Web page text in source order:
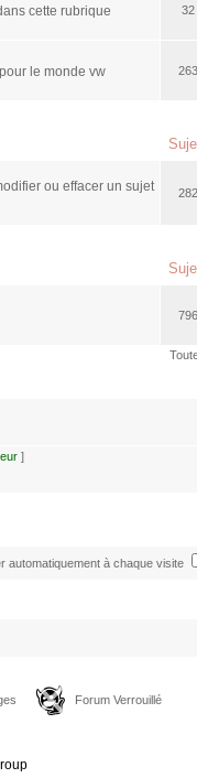
cette rubrique
32
le monde vw
263
ou effacer un sujet
282
796
]
à chaque visite
Forum Verrouillé